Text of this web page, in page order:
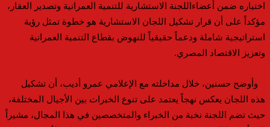
اختياره ضمن أعضاء اللجنة الاستشارية للتنمية العمرانية وتصدير العقار،
مؤكداً على أن قرار تشكيل اللجان الاستشارية هو خطوة تمثل رؤية
استراتيجية شاملة ودعماً حقيقياً للنهوض بقطاع التنمية العمرانية
وتعزيز الاقتصاد المصري.
وأوضح حسنين، خلال مداخلته مع الإعلامي عمرو أديب، أن تشكيل
هذه اللجان يعكس نهجاً يعتمد على تنوع الخبرات بين الأجيال المختلفة،
حيث تضم اللجنة نخبة من الخبراء و المتخصصين في هذا المجال، مشيراً